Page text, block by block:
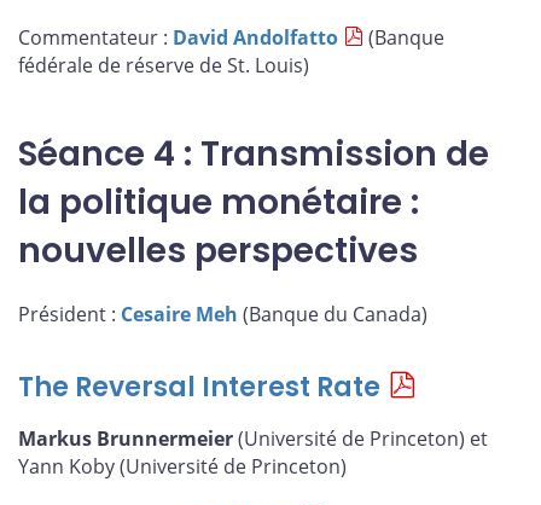
Commentateur : David Andolfatto
(Banque
fédérale de réserve de St. Louis)
Séance 4 : Transmission de
la politique monétaire :
nouvelles perspectives
Président : Cesaire Meh (Banque du Canada)
The Reversal Interest Rate
Markus Brunnermeier(Université de Princeton) et
Yann Koby (Université de Princeton)